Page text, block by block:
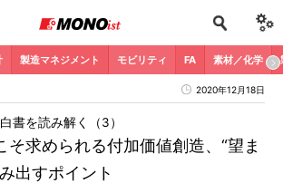
製造マネジメント モビリティ FA 素材／化学
2020年12月18日
そ求められる付加価値創造、“望ま
出すポイント
書を読み解く（3）